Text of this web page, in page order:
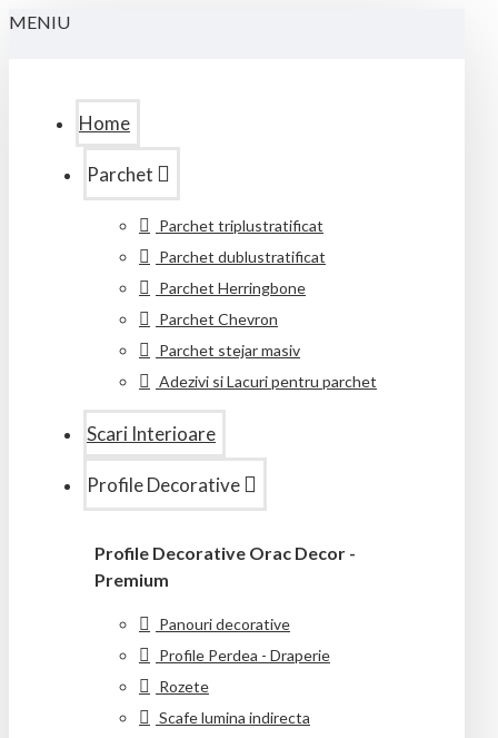
MENIU
Home
Parchet
Parchet triplustratificat
Parchet dublustratificat
Parchet Herringbone
Parchet Chevron
Parchet stejar masiv
Adezivi si Lacuri pentru parchet
Scari Interioare
Profile Decorative
Profile Decorative Orac Decor -
Premium
Panouri decorative
Profile Perdea - Draperie
Rozete
Scafe lumina indirecta